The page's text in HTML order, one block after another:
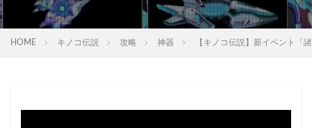
HOME キノコ伝説 攻略 神器 【キノコ伝説】新イベント「